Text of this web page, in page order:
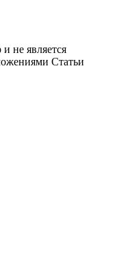
не является
Статьи